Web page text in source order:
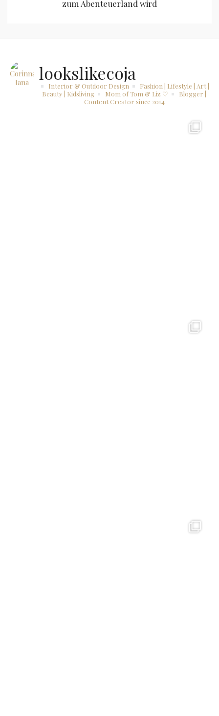
zum Abenteuerland wird
lookslikecoja
Interior & Outdoor Design
Fashion | Lifestyle | Art |
Beauty | Kidsliving
Mom of Tom & Liz ♡
Blogger |
Content Creator since 2014